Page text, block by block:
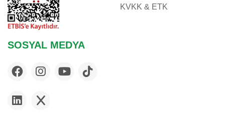
FLAMINGO
FLEXI
G & B
GIMCAT
KVKK & ETK
SOSYAL MEDYA